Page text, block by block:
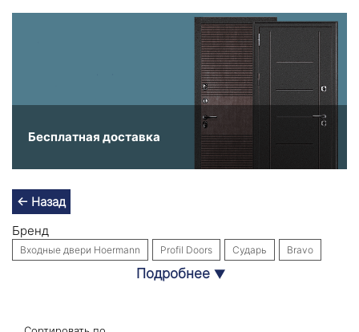
Бесплатная доставка
← Назад
Бренд
Входные двери Hoermann Profil Doors Сударь Bravo
Входные двери Labirint Doors Интекрон
Назначение
Подробнее ▼